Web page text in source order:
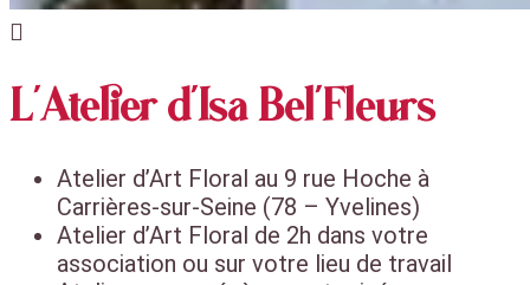

L'Atelier d'Isa Bel'Fleurs
Atelier d’Art Floral au 9 rue Hoche à
Carrières-sur-Seine (78 – Yvelines)
Atelier d’Art Floral de 2h dans votre
association ou sur votre lieu de travail